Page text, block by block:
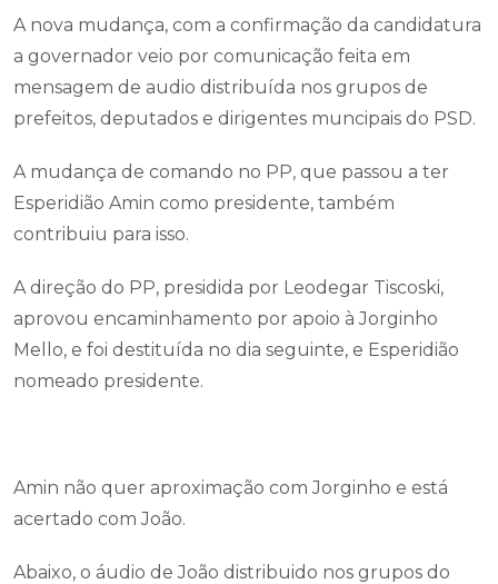
A nova mudança, com a confirmação da candidatura
a governador veio por comunicação feita em
mensagem de audio distribuída nos grupos de
prefeitos, deputados e dirigentes muncipais do PSD.
A mudança de comando no PP, que passou a ter
Esperidião Amin como presidente, também
contribuiu para isso.
A direção do PP, presidida por Leodegar Tiscoski,
aprovou encaminhamento por apoio à Jorginho
Mello, e foi destituída no dia seguinte, e Esperidião
nomeado presidente.
Amin não quer aproximação com Jorginho e está
acertado com João.
Abaixo, o áudio de João distribuido nos grupos do